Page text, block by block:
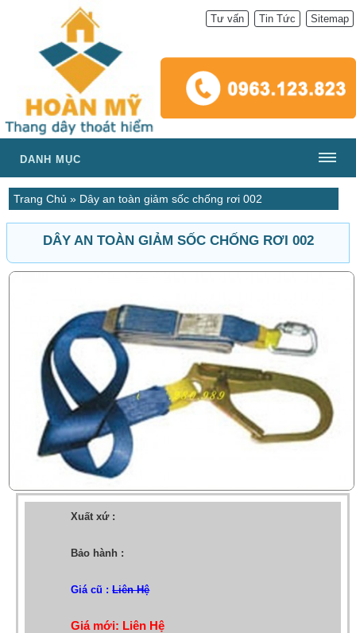
Tư vấn Tin Tức Sitemap
DANH MỤC
Trang Chủ » Dây an toàn giảm sốc chống rơi 002
DÂY AN TOÀN GIẢM SỐC CHỐNG RƠI 002
Xuất xứ :
Bảo hành :
Giá cũ :Liên Hệ
Giá mới: Liên Hệ